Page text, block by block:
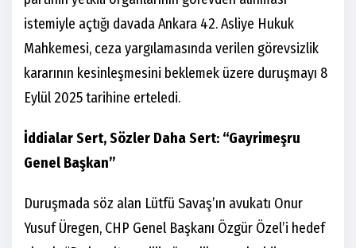
istemiyle açtığı davada Ankara 42. Asliye Hukuk
Mahkemesi, ceza yargılamasında verilen görevsizlik
kararının kesinleşmesini beklemek üzere duruşmayı 8
Eylül 2025 tarihine erteledi.
İddialar Sert, Sözler Daha Sert: “Gayrimeşru
Genel Başkan”
Duruşmada söz alan Lütfü Savaş’ın avukatı Onur
Yusuf Üregen, CHP Genel Başkanı Özgür Özel’i hedef